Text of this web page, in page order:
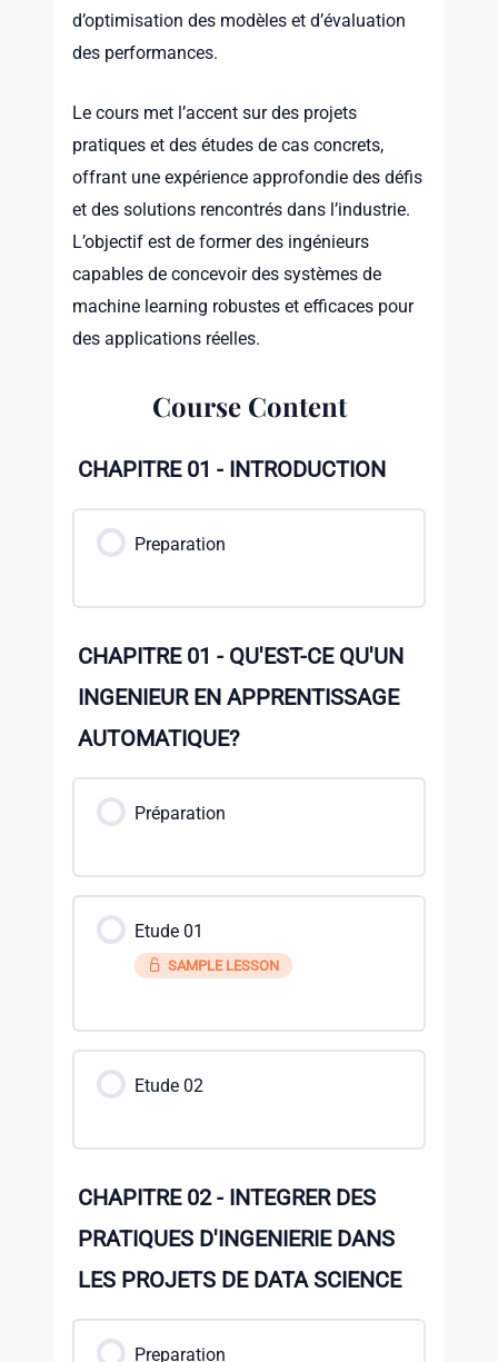
d’optimisation des modèles et d’évaluation
des performances.
Le cours met l’accent sur des projets
pratiques et des études de cas concrets,
offrant une expérience approfondie des défis
et des solutions rencontrés dans l’industrie.
L’objectif est de former des ingénieurs
capables de concevoir des systèmes de
machine learning robustes et efficaces pour
des applications réelles.
Course Content
CHAPITRE 01 - INTRODUCTION
Preparation
CHAPITRE 01 - QU'EST-CE QU'UN
INGENIEUR EN APPRENTISSAGE
AUTOMATIQUE?
Préparation
Etude 01
SAMPLE LESSON
Etude 02
CHAPITRE 02 - INTEGRER DES
PRATIQUES D'INGENIERIE DANS
LES PROJETS DE DATA SCIENCE
Preparation